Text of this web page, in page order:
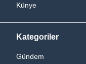
Künye
Kategoriler
Gündem